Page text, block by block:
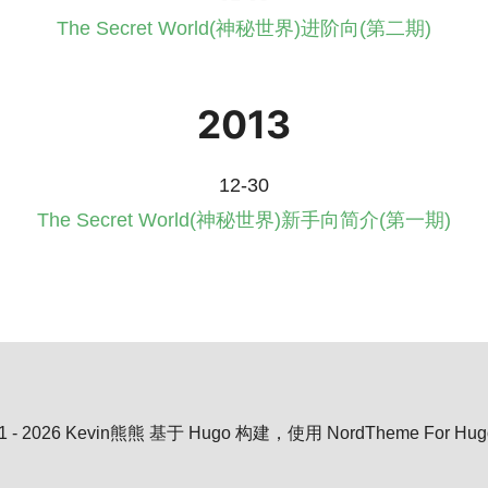
The Secret World(神秘世界)进阶向(第二期)
2013
12-30
The Secret World(神秘世界)新手向简介(第一期)
- 2026 Kevin熊熊 基于 Hugo 构建，使用 NordTheme For